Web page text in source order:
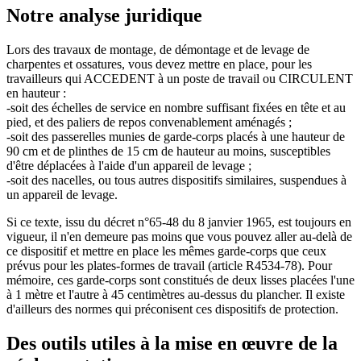
Notre analyse juridique
Lors des travaux de montage, de démontage et de levage de
charpentes et ossatures, vous devez mettre en place, pour les
travailleurs qui ACCEDENT à un poste de travail ou CIRCULENT
en hauteur :
-soit des échelles de service en nombre suffisant fixées en tête et au
pied, et des paliers de repos convenablement aménagés ;
-soit des passerelles munies de garde-corps placés à une hauteur de
90 cm et de plinthes de 15 cm de hauteur au moins, susceptibles
d'être déplacées à l'aide d'un appareil de levage ;
-soit des nacelles, ou tous autres dispositifs similaires, suspendues à
un appareil de levage.
Si ce texte, issu du décret n°65-48 du 8 janvier 1965, est toujours en
vigueur, il n'en demeure pas moins que vous pouvez aller au-delà de
ce dispositif et mettre en place les mêmes garde-corps que ceux
prévus pour les plates-formes de travail (article R4534-78). Pour
mémoire, ces garde-corps sont constitués de deux lisses placées l'une
à 1 mètre et l'autre à 45 centimètres au-dessus du plancher. Il existe
d'ailleurs des normes qui préconisent ces dispositifs de protection.
Des outils utiles à la mise en œuvre de la